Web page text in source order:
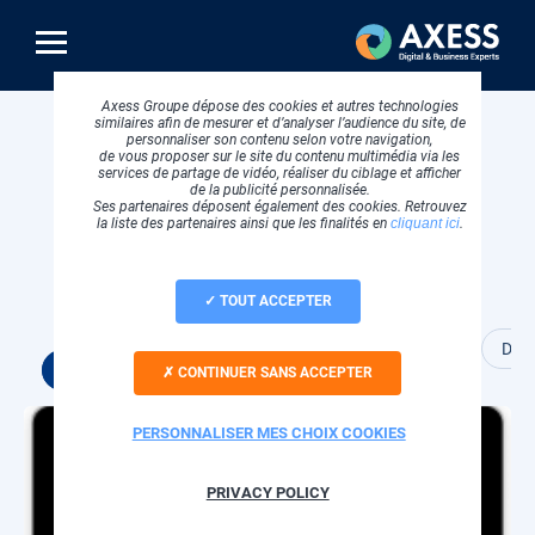
contenu
principal
Accueil Success stories
Cloud et hébergement Conception web
Visuel
Axess Groupe dépose des cookies et autres technologies
similaires afin de mesurer et d’analyser l’audience du site, de
personnaliser son contenu selon votre navigation,
de vous proposer sur le site du contenu multimédia via les
services de partage de vidéo, réaliser du ciblage et afficher
de la publicité personnalisée.
Ses partenaires déposent également des cookies. Retrouvez
la liste des partenaires ainsi que les finalités en cliquant ici.
TOUT ACCEPTER
CONTINUER SANS ACCEPTER
PERSONNALISER MES CHOIX COOKIES
PRIVACY POLICY